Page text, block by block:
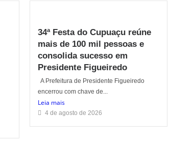
34ª Festa do Cupuaçu reúne
mais de 100 mil pessoas e
consolida sucesso em
Presidente Figueiredo
A Prefeitura de Presidente Figueiredo
encerrou com chave de...
Leia mais
4 de agosto de 2026